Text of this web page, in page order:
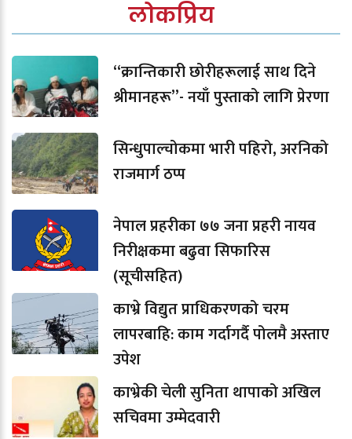
लोकप्रिय
“क्रान्तिकारी छोरीहरूलाई साथ दिने
श्रीमानहरू”- नयाँ पुस्ताको लागि प्रेरणा
सिन्धुपाल्चोकमा भारी पहिरो, अरनिको
राजमार्ग ठप्प
नेपाल प्रहरीका ७७ जना प्रहरी नायव
निरीक्षकमा बढुवा सिफारिस
(सूचीसहित)
काभ्रे विद्युत प्राधिकरणको चरम
लापरबाहि: काम गर्दागर्दै पोलमै अस्ताए
उपेश
काभ्रेकी चेली सुनिता थापाको अखिल
सचिवमा उम्मेदवारी